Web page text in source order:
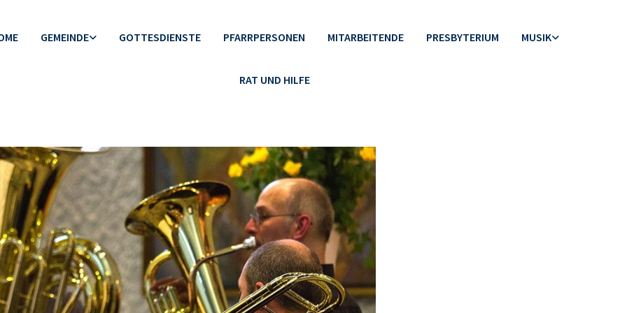
GEMEINDE GOTTESDIENSTE PFARRPERSONEN MITARBEITENDE PRESBYTERIUM MUSIK
RAT UND HILFE